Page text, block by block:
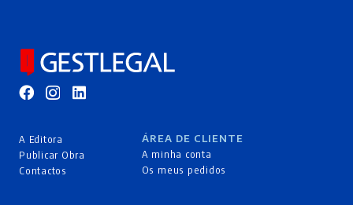
A Editora
Publicar Obra
Contactos
ÁREA DE CLIENTE
A minha conta
Os meus pedidos